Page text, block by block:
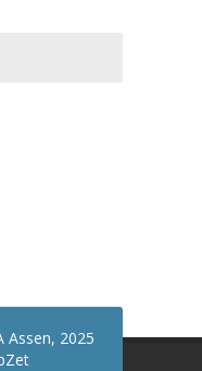
Assen, 2025